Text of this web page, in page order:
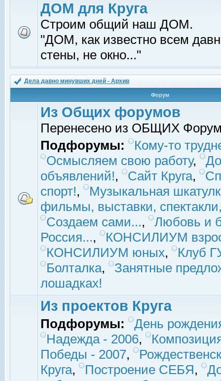
ДОМ для Круга
Строим общий наш ДОМ.
"ДОМ, как известно всем
стены, не окно..."
Дела давно минувших дней - Архив
Форум
Из Общих форумов
Перенесено из ОБЩИХ
Подфорумы:
Кому-то
Осмысляем свою работу,
объявлений!, Сайт Круга,
спорт!,
Музыкальная
фильмы, выставки,
Создаем сами...,
Любовь и
Россия...,
КОНСИЛИУМ
КОНСИЛИУМ юных,
Клуб
Болталка,
Занятные
лошадках!
Из проектов Круга
Подфорумы:
День
Надежда - 2006,
Победы - 2007,
Круга, Построение СЕБЯ,